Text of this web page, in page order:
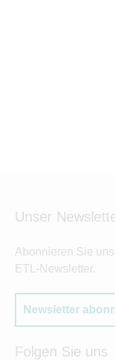
Unser
Abonnieren Sie
ETL-Newsletter.
Newsletter
Folgen Sie uns